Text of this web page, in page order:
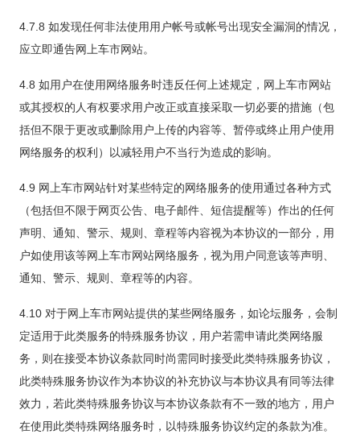
4.7.8 如发现任何非法使用用户帐号或帐号出现安全漏洞的情况，
应立即通告网上车市网站。
4.8 如用户在使用网络服务时违反任何上述规定，网上车市网站
或其授权的人有权要求用户改正或直接采取一切必要的措施（包
括但不限于更改或删除用户上传的内容等、暂停或终止用户使用
网络服务的权利）以减轻用户不当行为造成的影响。
4.9 网上车市网站针对某些特定的网络服务的使用通过各种方式
（包括但不限于网页公告、电子邮件、短信提醒等）作出的任何
声明、通知、警示、规则、章程等内容视为本协议的一部分，用
户如使用该等网上车市网站网络服务，视为用户同意该等声明、
通知、警示、规则、章程等的内容。
4.10 对于网上车市网站提供的某些网络服务，如论坛服务，会制
定适用于此类服务的特殊服务协议，用户若需申请此类网络服
务，则在接受本协议条款同时尚需同时接受此类特殊服务协议，
此类特殊服务协议作为本协议的补充协议与本协议具有同等法律
效力，若此类特殊服务协议与本协议条款有不一致的地方，用户
在使用此类特殊网络服务时，以特殊服务协议约定的条款为准。